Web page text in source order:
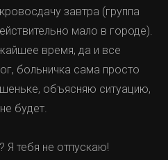
завтра (группа
мало в городе).
время, да и все
больничка сама просто
объясняю ситуацию,
будет.
Я тебя не отпускаю!